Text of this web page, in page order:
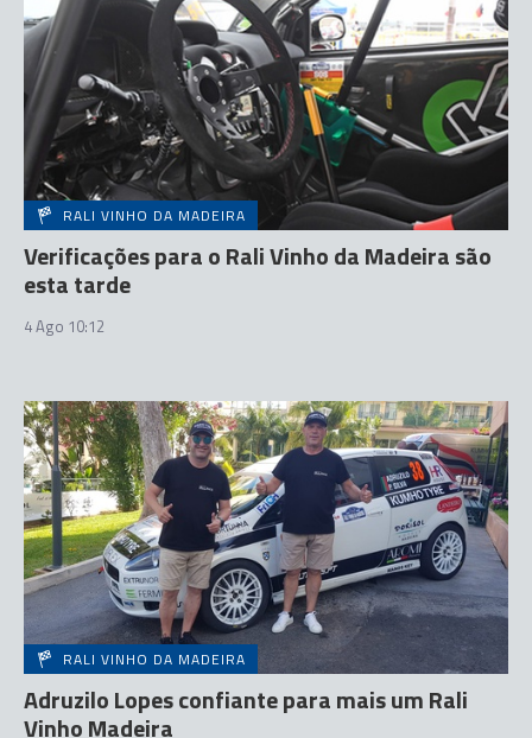
RALI VINHO DA MADEIRA
Verificações para o Rali Vinho da Madeira são
esta tarde
4 Ago 10:12
RALI VINHO DA MADEIRA
Adruzilo Lopes confiante para mais um Rali
Vinho Madeira